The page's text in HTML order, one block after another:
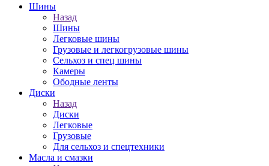
Шины
Назад
Шины
Легковые шины
Грузовые и легкогрузовые шины
Сельхоз и спец шины
Камеры
Ободные ленты
Диски
Назад
Диски
Легковые
Грузовые
Для сельхоз и спецтехники
Масла и смазки